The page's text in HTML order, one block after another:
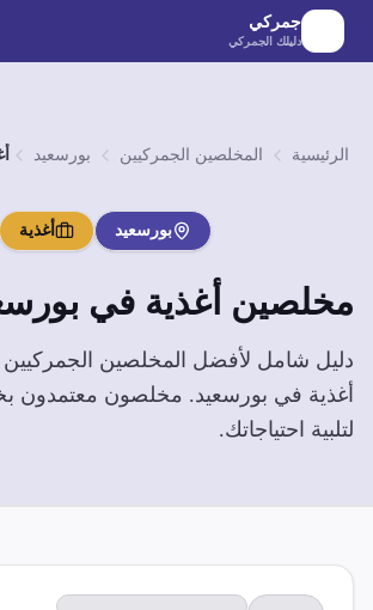
الانتقال إلى المحتوى الرئيسي
جمركي
دليلك الجمركي
الرئيسية المخلصين الجمركيين بورسعيد
بورسعيد أغذية
مخلصين أغذية في
دليل شامل لأفضل المخلصين
أغذية في بورسعيد. مخلصون معتمدون
لتلبية احتياجاتك.